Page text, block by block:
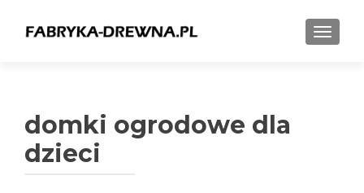
domki ogrodowe dla
dzieci